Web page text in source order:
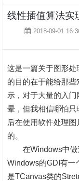
线性插值算法实
2018-09-01
这是一篇关于图形
的目的在于能给那
示，对于大量的入
晕，但我相信哪怕
后在使用软件处理
的。
在Windows中
Windows的GDI有一
是TCanvas类的